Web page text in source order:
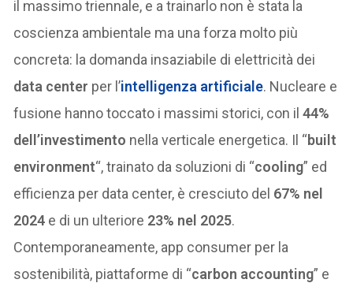
il massimo triennale, e a trainarlo non è stata la
coscienza ambientale ma una forza molto più
concreta: la domanda insaziabile di elettricità dei
data center per l’intelligenza artificiale. Nucleare e
fusione hanno toccato i massimi storici, con il44%
dell’investimento nella verticale energetica. Il “built
environment“, trainato da soluzioni di “cooling” ed
efficienza per data center, è cresciuto del 67% nel
2024 e di un ulteriore 23% nel 2025.
Contemporaneamente, app consumer per la
sostenibilità, piattaforme di “carbon accounting” e